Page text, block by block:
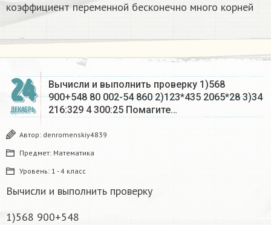
коэффициент переменной бесконечно много корней​
24
ДЕКАБРЬ
Вычисли и выполнить проверку 1)568
900+548 80 002-54 860 2)123*435 2065*28 3)34
216:329 4 300:25 Помагите…
Автор: denromenskiy4839
Предмет: Математика
Уровень: 1 - 4 класс
Вычисли и выполнить проверку
1)568 900+548